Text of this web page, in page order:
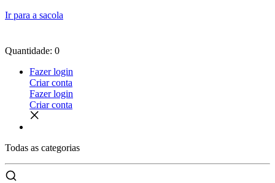
Ir para a sacola
Quantidade: 0
Fazer login
Criar conta
Fazer login
Criar conta
Todas as categorias